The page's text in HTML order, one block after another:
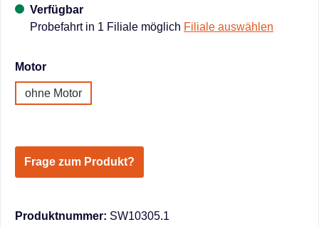
Verfügbar
Probefahrt in 1 Filiale möglich Filiale auswählen
Motorauswählen
ohne Motor
Frage zum Produkt?
Produktnummer: SW10305.1